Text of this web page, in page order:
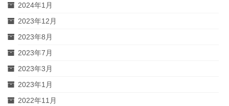
2024年1月
2023年12月
2023年8月
2023年7月
2023年3月
2023年1月
2022年11月